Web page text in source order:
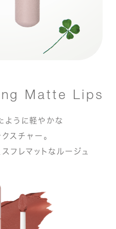
Matte Lips
ように軽やかな
スチャー。
フレマットなルージュ